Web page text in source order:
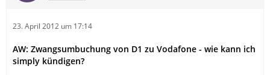
23. April 2012 um 17:14
AW: Zwangsumbuchung von D1 zu Vodafone - wie kann ich
simply kündigen?